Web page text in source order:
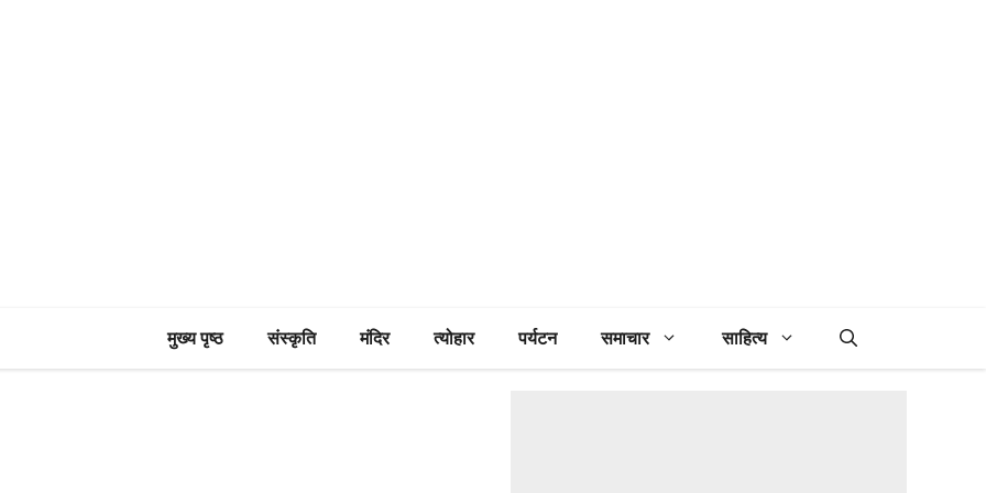
मुख्य पृष्ठ संस्कृति मंदिर त्योहार पर्यटन समाचार साहित्य